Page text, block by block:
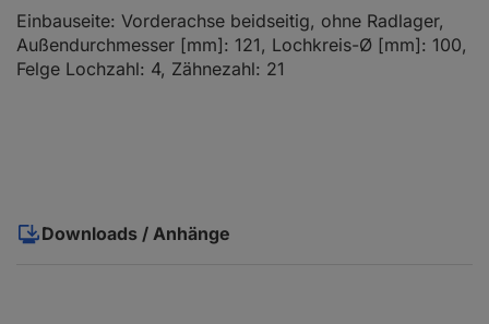
Einbauseite: Vorderachse beidseitig, ohne Radlager,
Außendurchmesser [mm]: 121, Lochkreis-Ø [mm]: 100,
Felge Lochzahl: 4, Zähnezahl: 21
Downloads / Anhänge